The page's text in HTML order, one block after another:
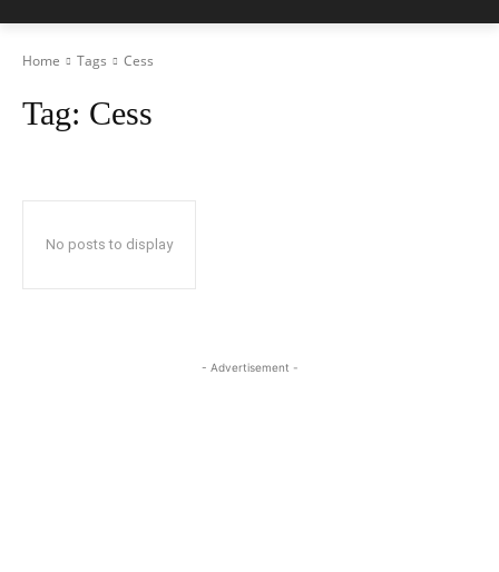
Home Tags Cess
Tag: Cess
No posts to display
- Advertisement -